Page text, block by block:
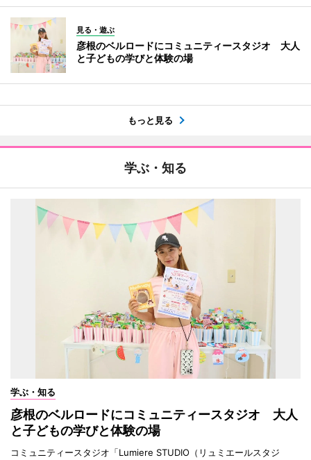
見る・遊ぶ
彦根のベルロードにコミュニティースタジオ 大人
と子どもの学びと体験の場
もっと見る
学ぶ・知る
学ぶ・知る
彦根のベルロードにコミュニティースタジオ 大人
と子どもの学びと体験の場
コミュニティースタジオ「Lumiere STUDIO（リュミエールスタジ